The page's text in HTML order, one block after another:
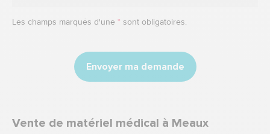
Vente de matériel médical à Meaux
Les champs marqués d'une * sont obligatoires.
Envoyer ma demande